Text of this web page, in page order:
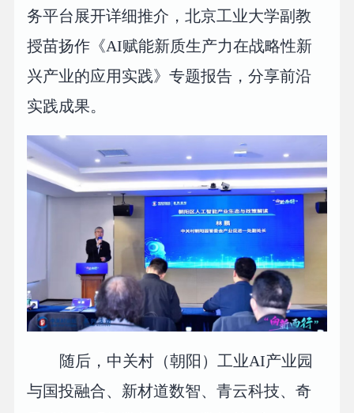
务平台展开详细推介，北京工业大学副教
授苗扬作《AI赋能新质生产力在战略性新
兴产业的应用实践》专题报告，分享前沿
实践成果。
随后，中关村（朝阳）工业AI产业园
与国投融合、新材道数智、青云科技、奇